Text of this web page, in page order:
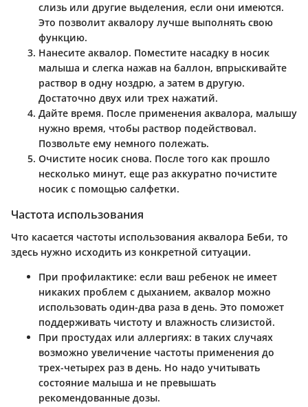
слизь или другие выделения, если они имеются.
Это позволит аквалору лучше выполнять свою
функцию.
Нанесите аквалор. Поместите насадку в носик
малыша и слегка нажав на баллон, впрыскивайте
раствор в одну ноздрю, а затем в другую.
Достаточно двух или трех нажатий.
Дайте время. После применения аквалора, малышу
нужно время, чтобы раствор подействовал.
Позвольте ему немного полежать.
Очистите носик снова. После того как прошло
несколько минут, еще раз аккуратно почистите
носик с помощью салфетки.
Частота использования
Что касается частоты использования аквалора Беби, то
здесь нужно исходить из конкретной ситуации.
При профилактике: если ваш ребенок не имеет
никаких проблем с дыханием, аквалор можно
использовать один-два раза в день. Это поможет
поддерживать чистоту и влажность слизистой.
При простудах или аллергиях: в таких случаях
возможно увеличение частоты применения до
трех-четырех раз в день. Но надо учитывать
состояние малыша и не превышать
рекомендованные дозы.